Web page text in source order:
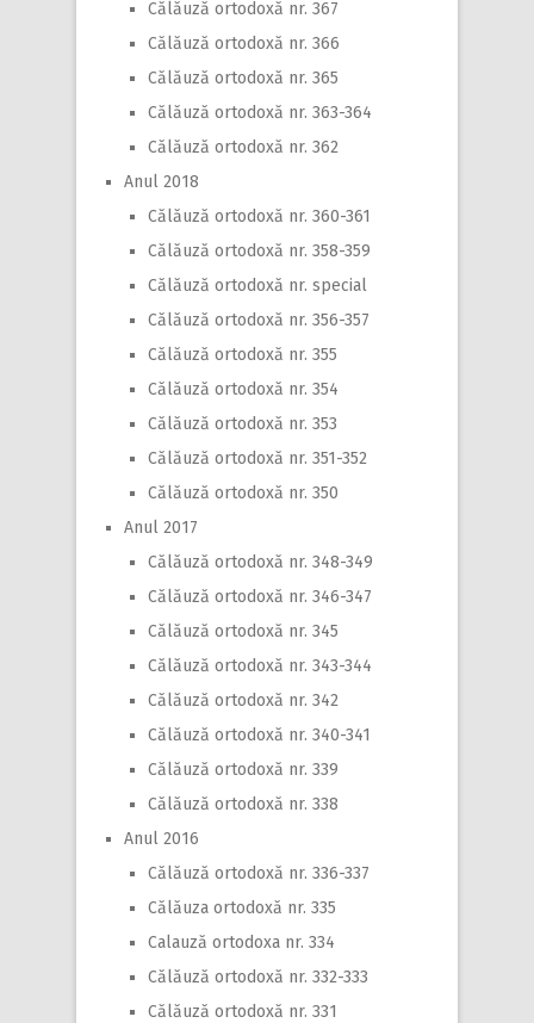
Călăuză ortodoxă nr. 367
Călăuză ortodoxă nr. 366
Călăuză ortodoxă nr. 365
Călăuză ortodoxă nr. 363-364
Călăuză ortodoxă nr. 362
Anul 2018
Călăuză ortodoxă nr. 360-361
Călăuză ortodoxă nr. 358-359
Călăuză ortodoxă nr. special
Călăuză ortodoxă nr. 356-357
Călăuză ortodoxă nr. 355
Călăuză ortodoxă nr. 354
Călăuză ortodoxă nr. 353
Călăuză ortodoxă nr. 351-352
Călăuză ortodoxă nr. 350
Anul 2017
Călăuză ortodoxă nr. 348-349
Călăuză ortodoxă nr. 346-347
Călăuză ortodoxă nr. 345
Călăuză ortodoxă nr. 343-344
Călăuză ortodoxă nr. 342
Călăuză ortodoxă nr. 340-341
Călăuză ortodoxă nr. 339
Călăuză ortodoxă nr. 338
Anul 2016
Călăuză ortodoxă nr. 336-337
Călăuza ortodoxă nr. 335
Calauză ortodoxa nr. 334
Călăuză ortodoxă nr. 332-333
Călăuză ortodoxă nr. 331